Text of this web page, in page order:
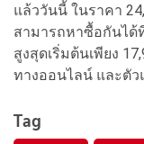
แล้ววันนี้ ในราคา
สามารถหาซื้อกันได้
สูงสุดเริ่มต้นเพียง
ทางออนไลน์ และตัว
Tag